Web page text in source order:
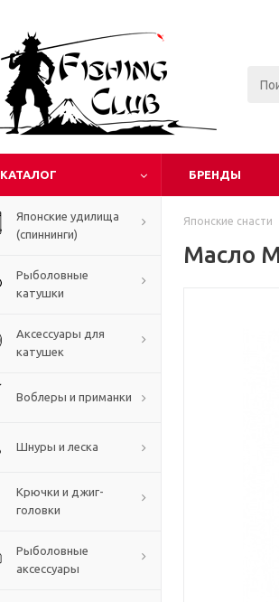
КАТАЛОГ БРЕНДЫ
Японские удилища
(спиннинги)
Рыболовные
катушки
Аксессуары для
катушек
Воблеры и приманки
Шнуры и леска
Крючки и джиг-
головки
Рыболовные
аксессуары
Японские снасти
Масло